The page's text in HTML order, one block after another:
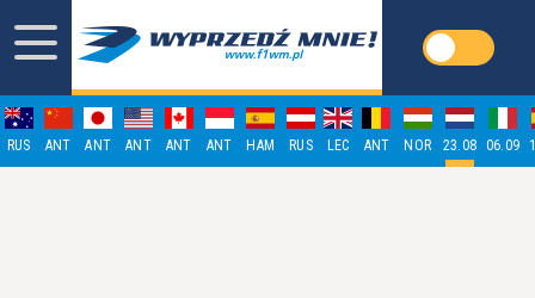
RUS ANT ANT ANT ANT ANT HAM RUS LEC ANT NOR 23.08 06.09